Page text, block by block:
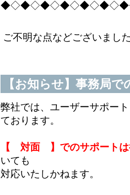
ご不明な点などございまし
【お知らせ】事務局
弊社では、ユーザーサポ
ております。
【 対面 】でのサポートは
いても
対応いたしかねます。